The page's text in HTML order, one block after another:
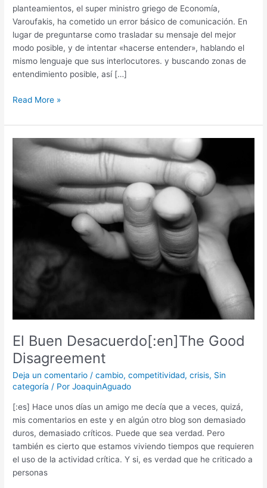
planteamientos, el super ministro griego de Economía,
Varoufakis, ha cometido un error básico de comunicación. En
lugar de preguntarse como trasladar su mensaje del mejor
modo posible, y de intentar «hacerse entender», hablando el
mismo lenguaje que sus interlocutores. y buscando zonas de
entendimiento posible, así […]
Read More »
El Buen Desacuerdo[:en]The Good
Disagreement
Deja un comentario /cambio,competitividad,crisis, Sin
categoría / PorJoaquinAguado
[:es] Hace unos días un amigo me decía que a veces, quizá,
mis comentarios en este y en algún otro blog son demasiado
duros, demasiado críticos. Puede que sea verdad. Pero
también es cierto que estamos viviendo tiempos que requieren
el uso de la actividad crítica. Y si, es verdad que he criticado a
personas
Desacuerdo[:en]The
Good
Disagreement